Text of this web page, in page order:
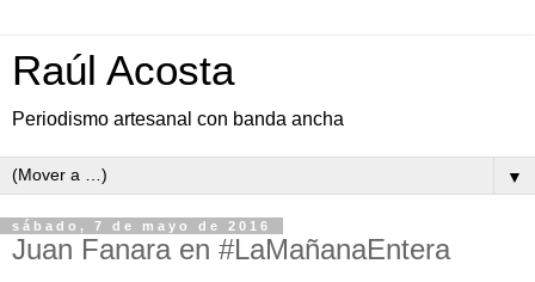
Raúl Acosta
Periodismo artesanal con banda ancha
▼
sábado, 7 de mayo de 2016
Juan Fanara en #LaMañanaEntera